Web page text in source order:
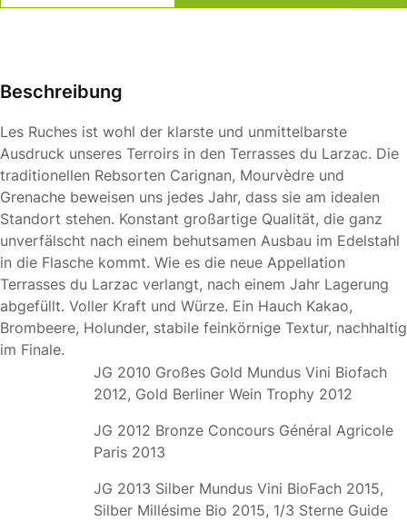
Beschreibung
Les Ruches ist wohl der klarste und unmittelbarste
Ausdruck unseres Terroirs in den Terrasses du Larzac. Die
traditionellen Rebsorten Carignan, Mourvèdre und
Grenache beweisen uns jedes Jahr, dass sie am idealen
Standort stehen. Konstant großartige Qualität, die ganz
unverfälscht nach einem behutsamen Ausbau im Edelstahl
in die Flasche kommt. Wie es die neue Appellation
Terrasses du Larzac verlangt, nach einem Jahr Lagerung
abgefüllt. Voller Kraft und Würze. Ein Hauch Kakao,
Brombeere, Holunder, stabile feinkörnige Textur, nachhaltig
im Finale.
JG 2010 Großes Gold Mundus Vini Biofach
2012, Gold Berliner Wein Trophy 2012
JG 2012 Bronze Concours Général Agricole
Paris 2013
JG 2013 Silber Mundus Vini BioFach 2015,
Silber Millésime Bio 2015, 1/3 Sterne Guide